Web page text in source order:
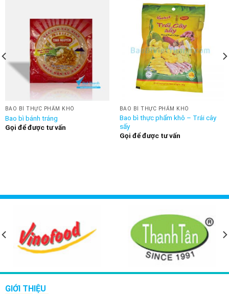
BAO BÌ THỰC PHẨM KHÔ
Bao bì bánh tráng
Gọi để được tư vấn
BAO BÌ THỰC PHẨM KHÔ
Bao bì thực phẩm khô – Trái cây
sấy
Gọi để được tư vấn
GIỚI THIỆU